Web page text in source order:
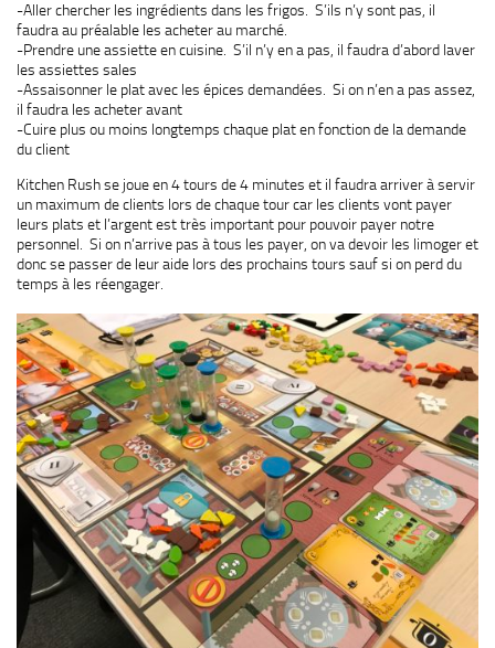
-Aller chercher les ingrédients dans les frigos. S’ils n’y sont pas, il
faudra au préalable les acheter au marché.
-Prendre une assiette en cuisine. S’il n’y en a pas, il faudra d’abord laver
les assiettes sales
-Assaisonner le plat avec les épices demandées. Si on n’en a pas assez,
il faudra les acheter avant
-Cuire plus ou moins longtemps chaque plat en fonction de la demande
du client
Kitchen Rush se joue en 4 tours de 4 minutes et il faudra arriver à servir
un maximum de clients lors de chaque tour car les clients vont payer
leurs plats et l’argent est très important pour pouvoir payer notre
personnel. Si on n’arrive pas à tous les payer, on va devoir les limoger et
donc se passer de leur aide lors des prochains tours sauf si on perd du
temps à les réengager.